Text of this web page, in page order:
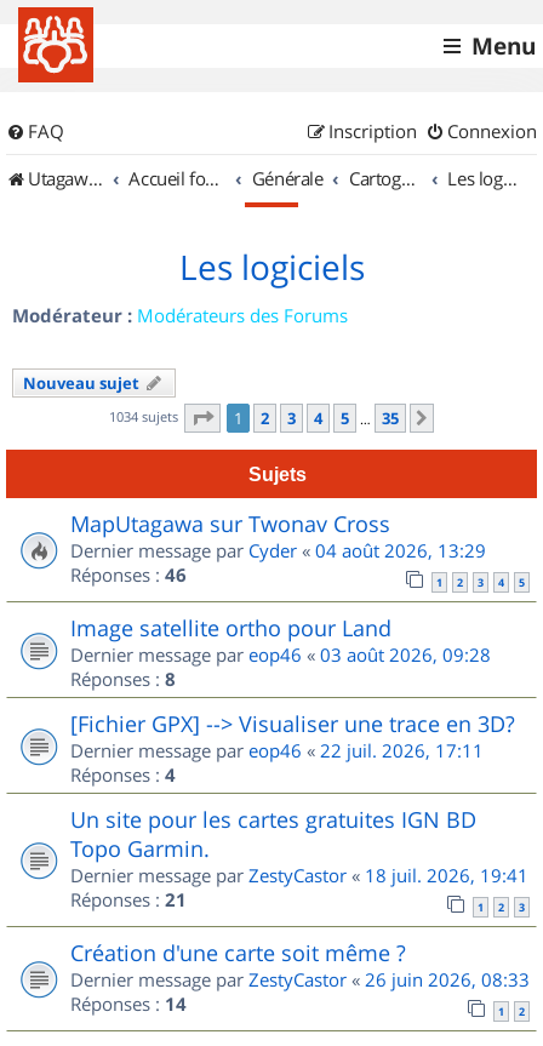
Menu
FAQ Connexion
Inscription
UtagawaVTT (Randos VTT et VTTAE avec traces GPS)
Accueil forum Générale Cartographie et GPS Les logiciels
Les logiciels
Modérateur : Modérateurs des Forums
Nouveau sujet
1034 sujets Page 1sur
1 2 3 4 5 … 35
Sujets
MapUtagawa sur Twonav Cross
Dernier message par Cyder « 04 août 2026, 13:29
Réponses : 46 1 2 3 4 5
Image satellite ortho pour Land
Dernier message par eop46 « 03 août 2026, 09:28
Réponses : 8
[Fichier GPX] --> Visualiser une trace en 3D?
Dernier message par eop46 « 22 juil. 2026, 17:11
Réponses : 4
Un site pour les cartes gratuites IGN BD
Topo Garmin.
Dernier message par ZestyCastor « 18 juil. 2026, 19:41
Réponses : 21 1 2 3
Création d'une carte soit même ?
Dernier message par ZestyCastor « 26 juin 2026, 08:33
Réponses : 14 1 2